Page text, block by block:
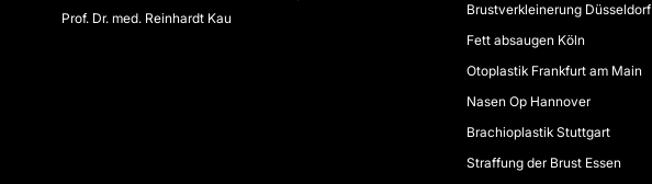
Prof. Dr. med. Reinhardt Kau
Brustverkleinerung Düsseldorf
Fett absaugen Köln
Otoplastik Frankfurt am Main
Nasen Op Hannover
Brachioplastik Stuttgart
Straffung der Brust Essen